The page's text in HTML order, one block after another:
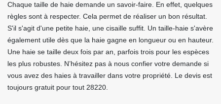
Chaque taille de haie demande un savoir-faire. En effet, quelques
règles sont à respecter. Cela permet de réaliser un bon résultat.
S'il s'agit d'une petite haie, une cisaille suffit. Un taille-haie s'avère
également utile dès que la haie gagne en longueur ou en hauteur.
Une haie se taille deux fois par an, parfois trois pour les espèces
les plus robustes. N’hésitez pas à nous confier votre demande si
vous avez des haies à travailler dans votre propriété. Le devis est
toujours gratuit pour tout 28220.